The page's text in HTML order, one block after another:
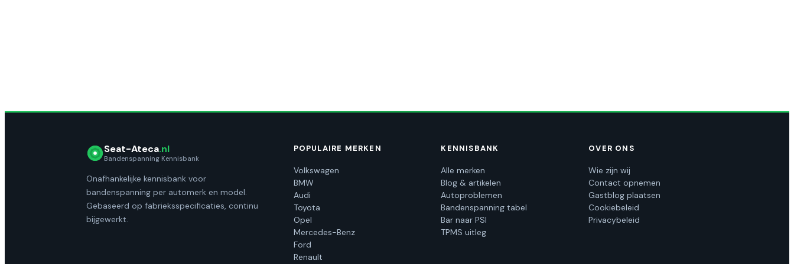
Seat-Ateca.nl
Bandenspanning Kennisbank
Onafhankelijke kennisbank voor
bandenspanning per automerk en model.
Gebaseerd op fabrieksspecificaties, continu
bijgewerkt.
POPULAIRE MERKEN
Volkswagen
BMW
Audi
Toyota
Opel
Mercedes-Benz
Ford
Renault
KENNISBANK
Alle merken
Blog & artikelen
Autoproblemen
Bandenspanning tabel
Bar naar PSI
TPMS uitleg
OVER ONS
Wie zijn wij
Contact opnemen
Gastblog plaatsen
Cookiebeleid
Privacybeleid